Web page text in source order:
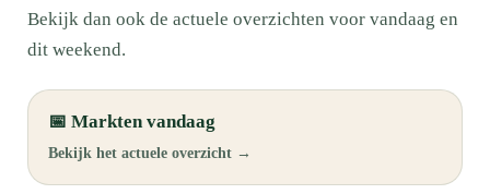
Bekijk dan ook de actuele overzichten voor vandaag en
dit weekend.
📅 Markten vandaag
Bekijk het actuele overzicht →